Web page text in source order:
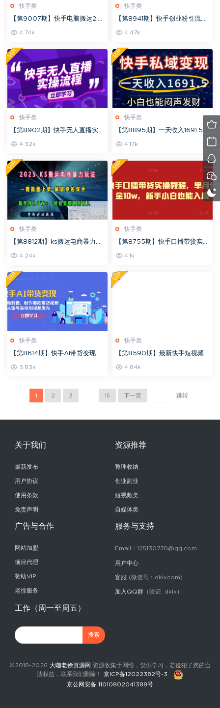
快手类
【第9007期】快手电脑搬运2.0
全流程，轻松过原创，涨粉超级
4.74k
快手类
【第8941期】快手创业粉引流新
玩法，工具号操作全解析，解锁
+
4.47k
快手类
【第8902期】快手无人直播实操
流程：从选品到素材录制, OBS直
4.32k
VIP
快手类
【第8895期】一天收入1691.5，
快手私域变现，小白也能闷声发
4.17k
VIP
快手类
【第8812期】ks搬运电商暴力玩
法 一键批量上架 解放你的双手
4.24k
VIP
快手类
【第8755期】快手口播带货实操
教程，单月佣金10w，新手小白
4.1k
VIP
快手类
【第8614期】快手AI带货变现：
AI自动剪辑，制作爆款带货视
3.83k
VIP
快手类
【第8590期】最新快手短视频
带货课，开店、剪辑、磁力金牛
4.84k
VIP
1 2 3 15 下一页 跳转
关于我们
最新发布
用户协议
使用条款
免责声明
资源推荐
整理收纳
创业副业
短视频类
自媒体类
广告与合作
网站加盟
项目代理
赞助VIP
老徐服务
服务与支持
Email：125130770@qq.com
用户中心
客服 (微信号：dklxcom)
加入QQ群 （验证: dklx）
工作（周一至周五）
©2018-2026 大咖老徐资源网 资源收集于网络，仅供学习，若侵犯了您的合
法权益，联系我们删除！ 京ICP备12022382号-3
京公网安备 11010802041388号